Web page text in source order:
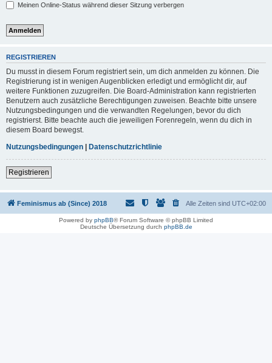
Meinen Online-Status während dieser Sitzung verbergen
REGISTRIEREN
Du musst in diesem Forum registriert sein, um dich anmelden zu können. Die
Registrierung ist in wenigen Augenblicken erledigt und ermöglicht dir, auf
weitere Funktionen zuzugreifen. Die Board-Administration kann registrierten
Benutzern auch zusätzliche Berechtigungen zuweisen. Beachte bitte unsere
Nutzungsbedingungen und die verwandten Regelungen, bevor du dich
registrierst. Bitte beachte auch die jeweiligen Forenregeln, wenn du dich in
diesem Board bewegst.
Nutzungsbedingungen | Datenschutzrichtlinie
Registrieren
Feminismus ab (Since) 2018 Alle Zeiten sind UTC+02:00
Powered by phpBB® Forum Software © phpBB Limited
Deutsche Übersetzung durch phpBB.de